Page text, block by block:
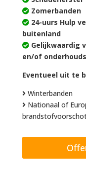
Zomerbanden
24-uurs Hulp
buitenland
Gelijkwaardig
en/of
Eventueel uit te
Winterbanden
Nationaal of